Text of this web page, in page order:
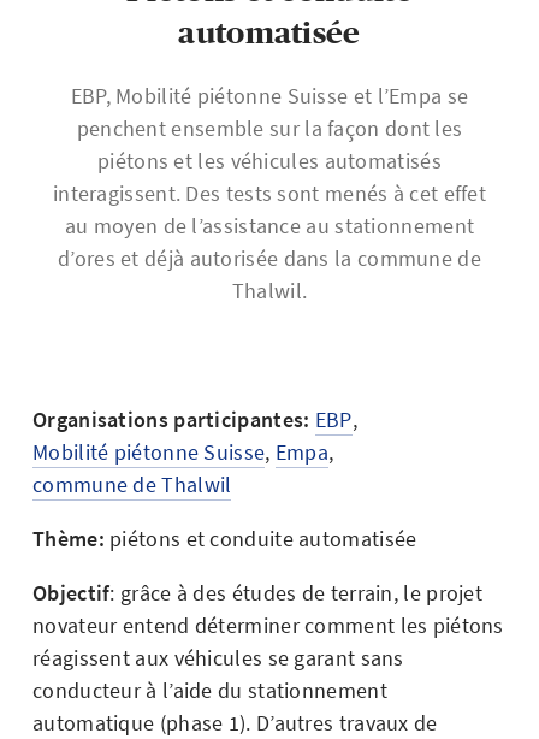
automatisée
EBP, Mobilité piétonne Suisse et l’Empa se
penchent ensemble sur la façon dont les
piétons et les véhicules automatisés
interagissent. Des tests sont menés à cet effet
au moyen de l’assistance au stationnement
d’ores et déjà autorisée dans la commune de
Thalwil.
Organisations participantes: EBP,
Mobilité piétonne Suisse, Empa,
commune de Thalwil
Thème: piétons et conduite automatisée
Objectif: grâce à des études de terrain, le projet
novateur entend déterminer comment les piétons
réagissent aux véhicules se garant sans
conducteur à l’aide du stationnement
automatique (phase 1). D’autres travaux de